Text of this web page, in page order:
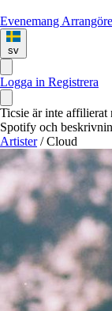
Evenemang
sv
Logga in Registrera
Ticsie är inte affilierat
Spotify och
Artister / Cloud